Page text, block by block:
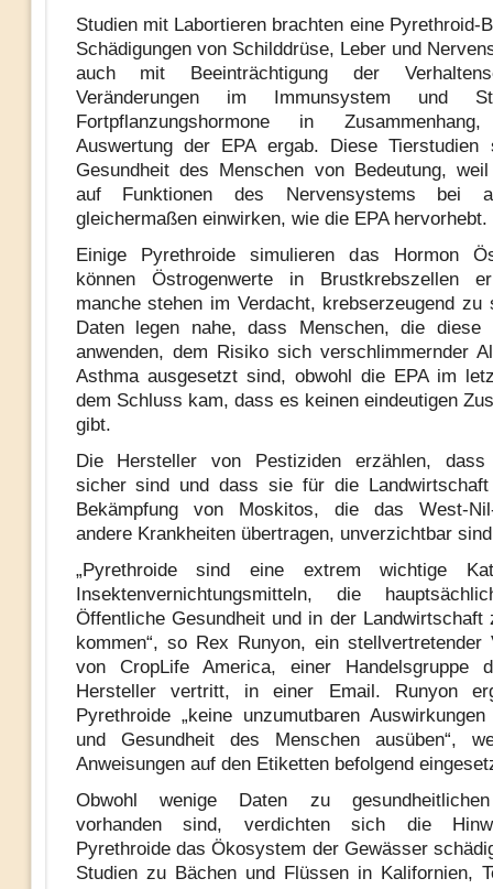
Studien mit Labortieren brachten eine Pyrethroid-
Schädigungen von Schilddrüse, Leber und
auch mit Beeinträchtigung der
Veränderungen im Immunsystem und
Fortpflanzungshormone in
Auswertung der EPA ergab. Diese
Gesundheit des Menschen von Bedeutung,
auf Funktionen des Nervensystems bei
gleichermaßen einwirken, wie die EPA hervorhebt.
Einige Pyrethroide simulieren das Hormon
können Östrogenwerte in Brustkrebszellen
manche stehen im Verdacht, krebserzeugend zu
Daten legen nahe, dass Menschen, die diese
anwenden, dem Risiko sich verschlimmernder
Asthma ausgesetzt sind, obwohl die EPA im
dem Schluss kam, dass es keinen eindeutigen
gibt.
Die Hersteller von Pestiziden erzählen, dass
sicher sind und dass sie für die
Bekämpfung von Moskitos, die das West-
andere Krankheiten übertragen, unverzichtbar
„Pyrethroide sind eine extrem wichtige
Insektenvernichtungsmitteln, die
Öffentliche Gesundheit und in der Landwirtschaft
kommen“, so Rex Runyon, ein stellvertretender
von CropLife America, einer Handelsgruppe
Hersteller vertritt, in einer Email. Runyon
Pyrethroide „keine unzumutbaren
und Gesundheit des Menschen ausüben“,
Anweisungen auf den Etiketten befolgend
Obwohl wenige Daten zu
vorhanden sind, verdichten sich die
Pyrethroide das Ökosystem der Gewässer
Studien zu Bächen und Flüssen in Kalifornien,